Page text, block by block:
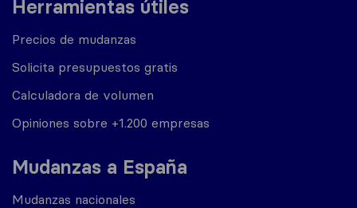
Herramientas útiles
Precios de mudanzas
Solicita presupuestos gratis
Calculadora de volumen
Opiniones sobre +1.200 empresas
Mudanzas a España
Mudanzas nacionales